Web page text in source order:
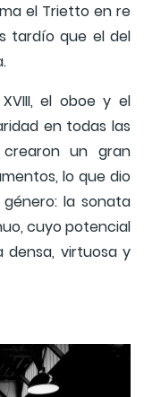
el Trietto en re
tardío que el del
el oboe y el
en todas las
un gran
lo que dio
la sonata
cuyo potencial
densa, virtuosa y